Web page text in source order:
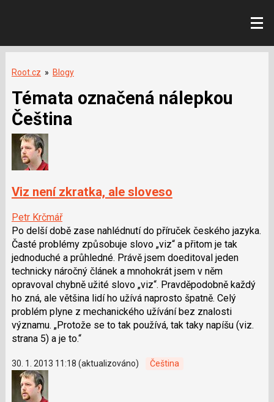
Root.cz » Blogy
Témata označená nálepkou
Čeština
Viz není zkratka, ale sloveso
Petr Krčmář
Po delší době zase nahlédnutí do příruček českého jazyka.
Časté problémy způsobuje slovo „viz“ a přitom je tak
jednoduché a průhledné. Právě jsem doeditoval jeden
technicky náročný článek a mnohokrát jsem v něm
opravoval chybně užité slovo „viz“. Pravděpodobně každý
ho zná, ale většina lidí ho užívá naprosto špatně. Celý
problém plyne z mechanického užívání bez znalosti
významu. „Protože se to tak používá, tak taky napíšu (viz.
strana 5) a je to.“
30. 1. 2013 11:18 (aktualizováno) Čeština